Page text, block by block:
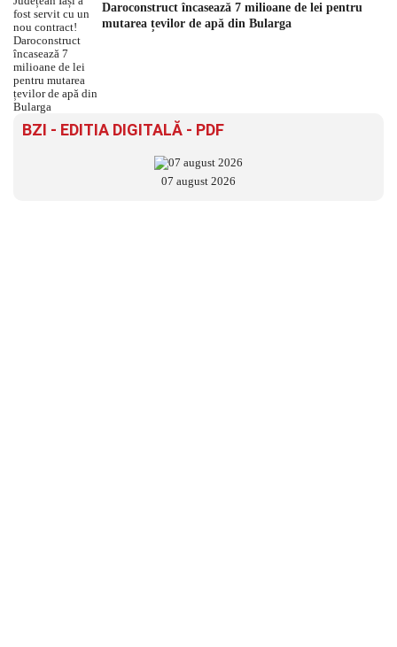
Daroconstruct încasează 7 milioane de lei pentru
mutarea țevilor de apă din Bularga
BZI - EDITIA DIGITALĂ - PDF
07 august 2026